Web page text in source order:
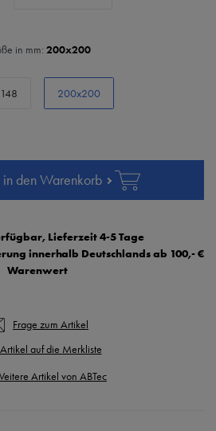
in mm: 200x200
200x200
in den Warenkorb
Lieferzeit 4-5 Tage
innerhalb Deutschlands ab 100,- €
Warenwert
Frage zum Artikel
Artikel von ABTec